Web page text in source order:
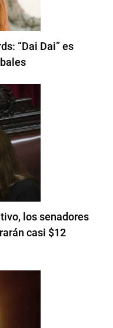
“Dai Dai” es
los senadores
casi $12